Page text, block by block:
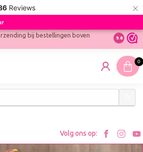
Reviews ×
bij bestellingen boven
Ontdek
9.8
0
Volg ons op:
Bezoek